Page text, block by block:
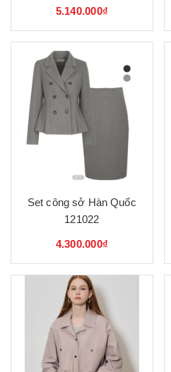
5.140.000₫
Set công sở Hàn Quốc
121022
4.300.000₫